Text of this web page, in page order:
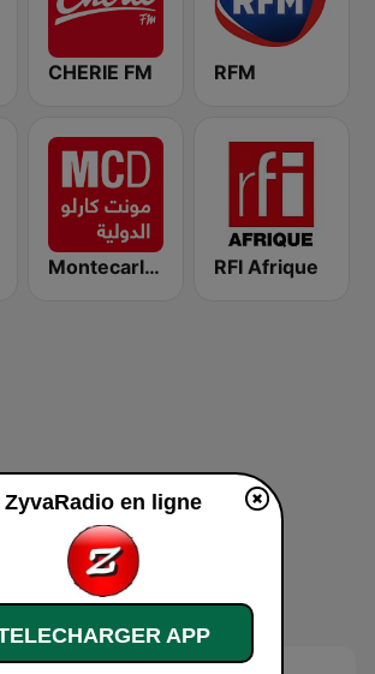
CHERIE FM RFM
Montecarlo al doualiya (مونت كارلو الدولية) RFI Afrique
ZyvaRadio en ligne
APP